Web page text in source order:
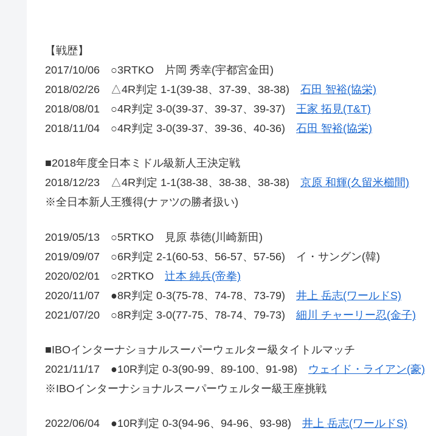
【戦歴】
2017/10/06 ○3RTKO 片岡 秀幸(宇都宮金田)
2018/02/26 △4R判定 1-1(39-38、37-39、38-38) 石田 智裕(協栄)
2018/08/01 ○4R判定 3-0(39-37、39-37、39-37) 王家 拓見(T&T)
2018/11/04 ○4R判定 3-0(39-37、39-36、40-36) 石田 智裕(協栄)
■2018年度全日本ミドル級新人王決定戦
2018/12/23 △4R判定 1-1(38-38、38-38、38-38) 京原 和輝(久留米櫛間)
※全日本新人王獲得(ナァツの勝者扱い)
2019/05/13 ○5RTKO 見原 恭徳(川崎新田)
2019/09/07 ○6R判定 2-1(60-53、56-57、57-56) イ・サングン(韓)
2020/02/01 ○2RTKO 辻本 純兵(帝拳)
2020/11/07 ●8R判定 0-3(75-78、74-78、73-79) 井上 岳志(ワールドS)
2021/07/20 ○8R判定 3-0(77-75、78-74、79-73) 細川 チャーリー忍(金子)
■IBOインターナショナルスーパーウェルター級タイトルマッチ
2021/11/17 ●10R判定 0-3(90-99、89-100、91-98) ウェイド・ライアン(豪)
※IBOインターナショナルスーパーウェルター級王座挑戦
2022/06/04 ●10R判定 0-3(94-96、94-96、93-98) 井上 岳志(ワールドS)